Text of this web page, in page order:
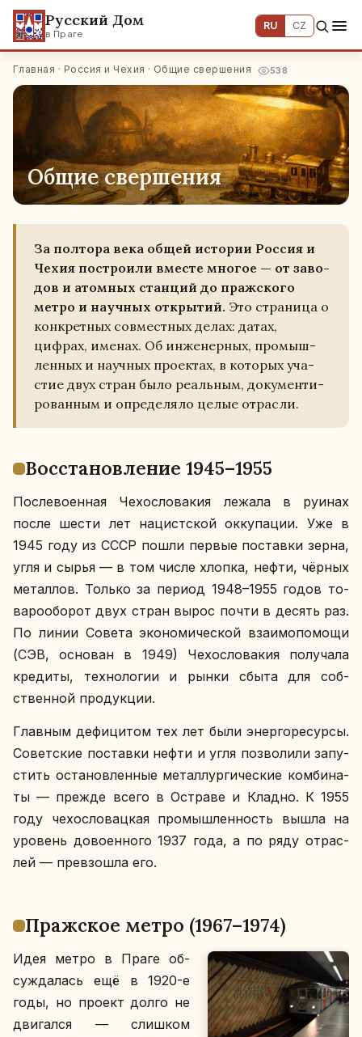
Русский Дом
в Праге
RU CZ
Главная · Россия и Чехия · Общие свершения 538
Общие свершения
За пол­то­ра века общей ис­то­рии Россия и
Чехия по­стро­и­ли вместе многое — от за­во­
дов и атом­ных стан­ций до праж­ско­го
метро и на­уч­ных от­кры­тий. Это стра­ни­ца о
кон­крет­ных сов­мест­ных делах: датах,
цифрах, именах. Об ин­же­нер­ных, про­мыш­
лен­ных и на­уч­ных про­ек­тах, в ко­то­рых уча­
стие двух стран было ре­аль­ным, до­ку­мен­ти­
ро­ван­ным и опре­де­ля­ло целые от­рас­ли.
Вос­ста­нов­ле­ние 1945–1955
По­сле­во­ен­ная Че­хо­сло­ва­кия лежала в руинах
после шести лет на­цист­ской ок­ку­па­ции. Уже в
1945 году из СССР пошли первые по­став­ки зерна,
угля и сырья — в том числе хлопка, нефти, чёрных
ме­тал­лов. Только за период 1948–1955 годов то­
ва­ро­обо­рот двух стран вырос почти в десять раз.
По линии Совета эко­но­ми­че­ской вза­и­мо­по­мо­щи
(СЭВ, ос­но­ван в 1949) Че­хо­сло­ва­кия по­лу­ча­ла
кре­ди­ты, тех­но­ло­гии и рынки сбыта для соб­
ствен­ной про­дук­ции.
Глав­ным де­фи­ци­том тех лет были энер­го­ре­сур­сы.
Со­вет­ские по­став­ки нефти и угля поз­во­ли­ли за­пу­
стить оста­нов­лен­ные ме­тал­лур­ги­че­ские ком­би­на­
ты — прежде всего в Остра­ве и Кладно. К 1955
году че­хо­сло­вац­кая про­мыш­лен­ность вышла на
уро­вень до­во­ен­но­го 1937 года, а по ряду от­рас­
лей — пре­взо­шла его.
Праж­ское метро (1967–1974)
Идея метро в Праге об­
суж­да­лась ещё в 1920-е
годы, но проект долго не
дви­гал­ся — слиш­ком